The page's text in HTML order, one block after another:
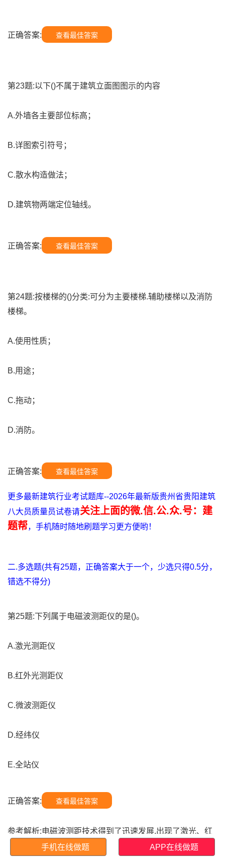
正确答案: 查看最佳答案
第23题:以下()不属于建筑立面图图示的内容
A.外墙各主要部位标高；
B.详图索引符号；
C.散水构造做法；
D.建筑物两端定位轴线。
正确答案: 查看最佳答案
第24题:按楼梯的()分类:可分为主要楼梯.辅助楼梯以及消防
楼梯。
A.使用性质；
B.用途；
C.拖动；
D.消防。
正确答案: 查看最佳答案
更多最新建筑行业考试题库--2026年最新版贵州省贵阳建筑
八大员质量员试卷请关注上面的微.信.公.众.号：建
题帮，手机随时随地刷题学习更方便哟！
二.多选题(共有25题，正确答案大于一个，少选只得0.5分，
错选不得分)
第25题:下列属于电磁波测距仪的是()。
A.激光测距仪
B.红外光测距仪
C.微波测距仪
D.经纬仪
E.全站仪
正确答案: 查看最佳答案
参考解析:电磁波测距技术得到了迅速发展,出现了激光、红
外光和其他光源为载波的光电测距仪以及用微波为载波的微
手机在线做题 APP在线做题